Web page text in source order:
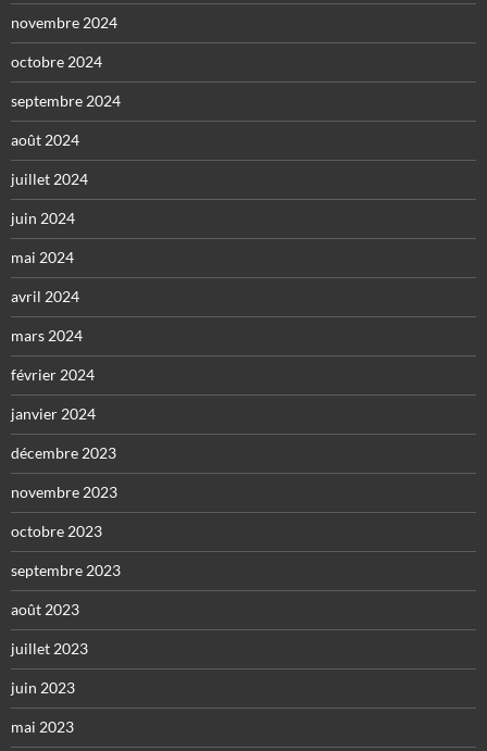
novembre 2024
octobre 2024
septembre 2024
août 2024
juillet 2024
juin 2024
mai 2024
avril 2024
mars 2024
février 2024
janvier 2024
décembre 2023
novembre 2023
octobre 2023
septembre 2023
août 2023
juillet 2023
juin 2023
mai 2023